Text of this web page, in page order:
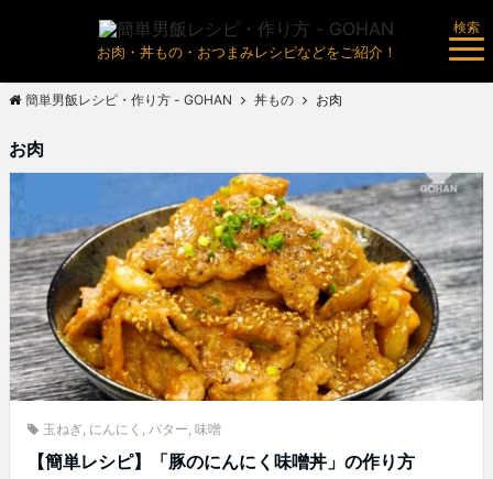
お肉・丼もの・おつまみレシピなどをご紹介！
検索
簡単男飯レシピ・作り方 - GOHAN 丼もの お肉
お肉
玉ねぎ, にんにく , バター, 味噌
【簡単レシピ】「豚のにんにく味噌丼」の作り方